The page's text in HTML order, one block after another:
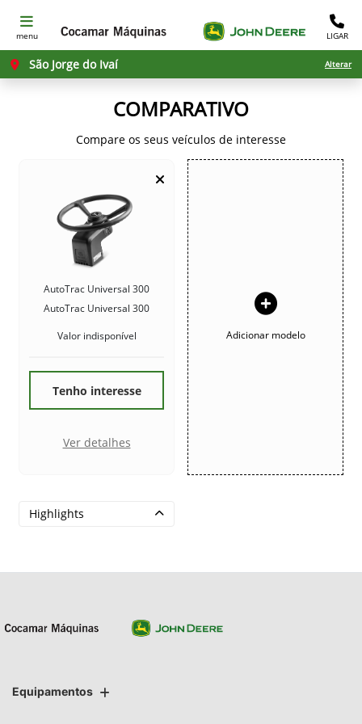
menu LIGAR
São Jorge do Ivaí Alterar
COMPARATIVO
Compare os seus veículos de interesse
AutoTrac Universal 300
AutoTrac Universal 300
Valor indisponível
Tenho interesse
Ver detalhes
Adicionar modelo
Highlights
Equipamentos